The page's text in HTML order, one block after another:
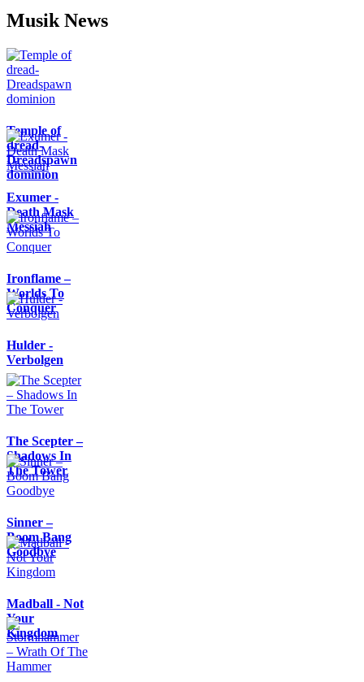
Musik News
Temple of
dread-
Dreadspawn
dominion
Exumer -
Death Mask
Messiah
Ironflame –
Worlds To
Conquer
Hulder -
Verbolgen
The Scepter –
Shadows In
The Tower
Sinner –
Boom Bang
Goodbye
Madball - Not
Your
Kingdom